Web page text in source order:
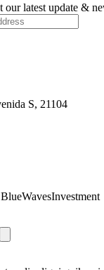
our latest update &
S, 21104